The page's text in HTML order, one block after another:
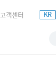
고객센터 KR